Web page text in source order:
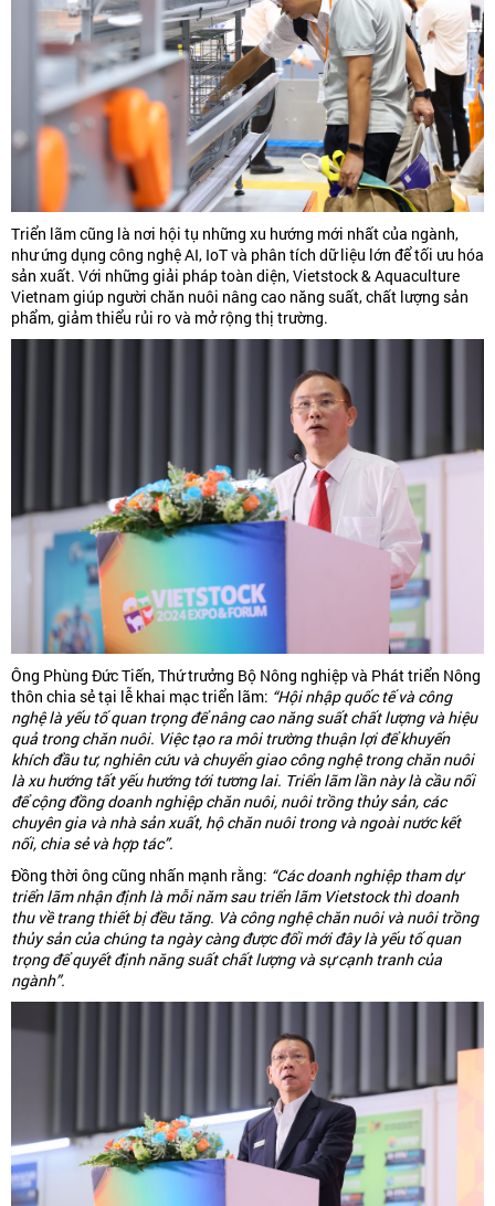
Triển lãm cũng là nơi hội tụ những xu hướng mới nhất của ngành,
như ứng dụng công nghệ AI, IoT và phân tích dữ liệu lớn để tối ưu hóa
sản xuất. Với những giải pháp toàn diện, Vietstock & Aquaculture
Vietnam giúp người chăn nuôi nâng cao năng suất, chất lượng sản
phẩm, giảm thiểu rủi ro và mở rộng thị trường.
Ông Phùng Đức Tiến, Thứ trưởng Bộ Nông nghiệp và Phát triển Nông
thôn chia sẻ tại lễ khai mạc triển lãm: “Hội nhập quốc tế và công
nghệ là yếu tố quan trọng để nâng cao năng suất chất lượng và hiệu
quả trong chăn nuôi. Việc tạo ra môi trường thuận lợi để khuyến
khích đầu tư, nghiên cứu và chuyển giao công nghệ trong chăn nuôi
là xu hướng tất yếu hướng tới tương lai. Triển lãm lần này là cầu nối
để cộng đồng doanh nghiệp chăn nuôi, nuôi trồng thủy sản, các
chuyên gia và nhà sản xuất, hộ chăn nuôi trong và ngoài nước kết
nối, chia sẻ và hợp tác”.
Đồng thời ông cũng nhấn mạnh rằng: “Các doanh nghiệp tham dự
triển lãm nhận định là mỗi năm sau triển lãm Vietstock thì doanh
thu về trang thiết bị đều tăng. Và công nghệ chăn nuôi và nuôi trồng
thủy sản của chúng ta ngày càng được đổi mới đây là yếu tố quan
trọng để quyết định năng suất chất lượng và sự cạnh tranh của
ngành”.